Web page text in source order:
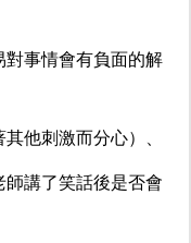
事情會有負面的解
他刺激而分心）、
講了笑話後是否會